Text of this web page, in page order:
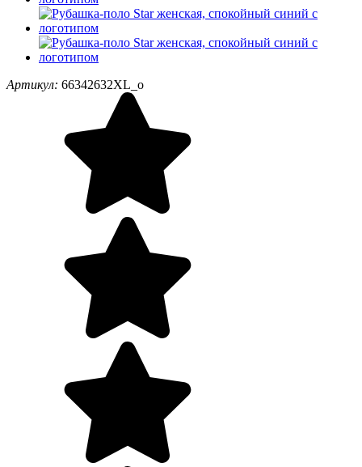
Артикул: 66342632XL_o